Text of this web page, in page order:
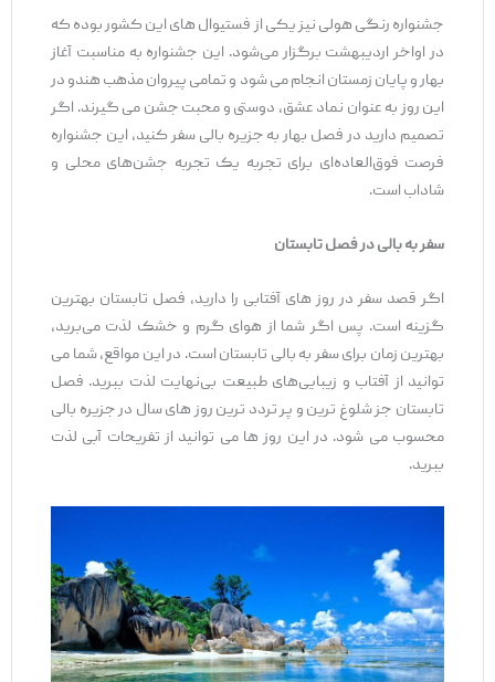
جشنواره رنگی هولی نیز یکی از فستیوال های این کشور بوده که
در اواخر اردیبهشت برگزار می‌شود. این جشنواره به مناسبت آغاز
بهار و پایان زمستان انجام می ‌شود و تمامی پیروان مذهب هندو در
این روز به عنوان نماد عشق، دوستی و محبت جشن می‌ گیرند. اگر
تصمیم دارید در فصل بهار به جزیره بالی سفر کنید، این جشنواره
فرصت فوق‌العاده‌ای برای تجربه یک تجربه جشن‌های محلی و
شاداب است.
سفر به بالی در فصل تابستان
اگر قصد سفر در روز های آفتابی را دارید، فصل تابستان بهترین
گزینه است. پس اگر شما از هوای گرم و خشک لذت می‌برید،
بهترین زمان برای سفر به بالی تابستان است. در این مواقع، شما می
‌توانید از آفتاب و زیبایی‌های طبیعت بی‌نهایت لذت ببرید. فصل
تابستان جز شلوغ ترین و پر تردد ترین روز های سال در جزیره بالی
محسوب می شود. در این روز ها می توانید از تفریحات آبی لذت
ببرید.